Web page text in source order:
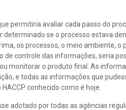
permitiria avaliar cada passo do
determinado se o processo estava
os processos, o meio ambiente, o
controle das informações, seria
monitorar o produto final. As
e todas as informações que
conhecido como é hoje.
adotado por todas as agências